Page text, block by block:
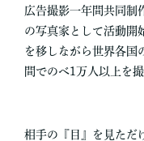
広告撮影一年間共同制
の写真家として活動開
を移しながら世界各国
間でのべ1万人以上を撮
相手の『目』を見ただ